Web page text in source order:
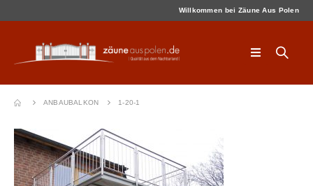
Willkommen bei Zäune Aus Polen
ANBAUBALKON 1-20-1